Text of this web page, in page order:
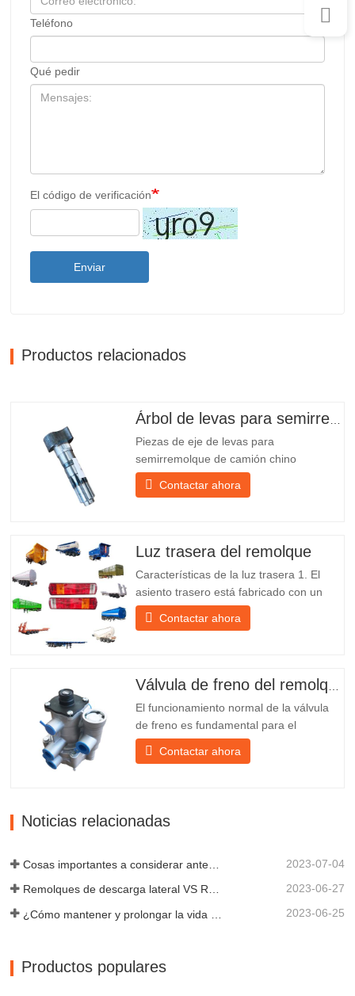
Teléfono
Qué pedir
El código de verificación
Enviar
Productos relacionados
Piezas de eje de levas para
semirremolque de camión chino
PO218971, muy vendidas Presupuesto
Producto Repuestos para remolques
nosotros Chengda Group es un
fabricante chino de semirremolques con
su propia...
Contactar ahora
Luz trasera del remolque
Características de la luz trasera 1. El
asiento trasero está fabricado con un
soporte de hierro, mucho más resistente
que otros materiales. Se incluyen
hierro delante de la pantalla de la
Contactar ahora
El funcionamiento normal de la válvula
de freno es fundamental para el
estacionamiento, ya que facilita el
frenado suave del remolque. Chengda,
tipos de remolques, integrando
producción, investigación y desarrollo
Contactar ahora
Noticias relacionadas
2023-07-04
Remolques de descarga lateral VS Remolques de descarga lateral: ¿Cuál es mejor para su negocio? 2023-06-27
2023-06-25
Productos populares